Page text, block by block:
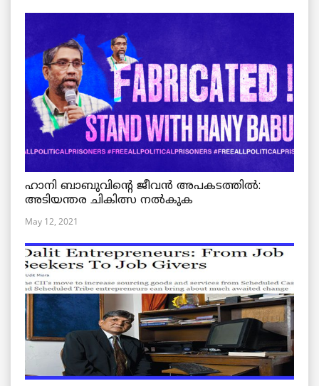
ഹാനി ബാബുവിന്റെ ജീവൻ അപകടത്തിൽ:
അടിയന്തര ചികിത്സ നൽകുക
May 12, 2021